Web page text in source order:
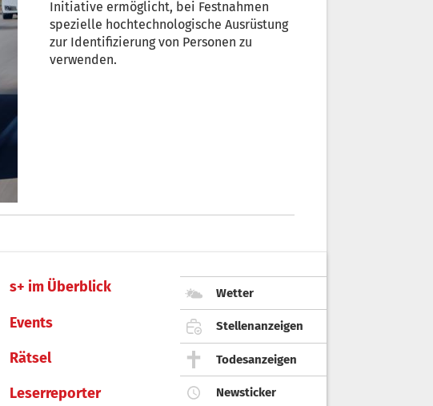
Initiative ermöglicht, bei Festnahmen
spezielle hochtechnologische Ausrüstung
zur Identifizierung von Personen zu
verwenden.
s+ im Überblick
Events
Rätsel
Leserreporter
Wetter
Stellenanzeigen
Todesanzeigen
Newsticker